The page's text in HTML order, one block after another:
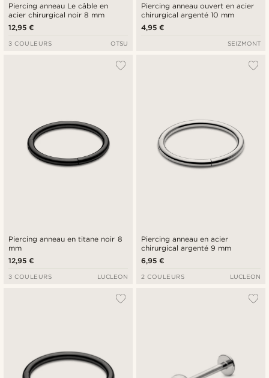
Piercing anneau Le câble en
acier chirurgical noir 8 mm
12,95 €
3 COULEURS OTSU
Piercing anneau ouvert en acier
chirurgical argenté 10 mm
4,95 €
SEIZMONT
Piercing anneau en titane noir 8
mm
12,95 €
3 COULEURS LUCLEON
Piercing anneau en acier
chirurgical argenté 9 mm
6,95 €
2 COULEURS LUCLEON